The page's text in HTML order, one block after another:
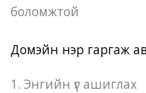
боломжтой
Домэйн нэр гаргаж
1. Энгийн үг ашиглах